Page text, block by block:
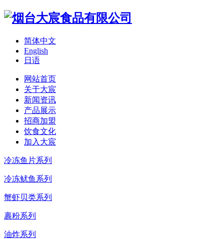
简体中文
English
日语
网站首页
关于大宸
新闻资讯
产品展示
招商加盟
饮食文化
加入大宸
冷冻鱼片系列
冷冻鱿鱼系列
蟹虾贝类系列
裹粉系列
油炸系列